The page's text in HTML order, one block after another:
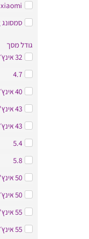
xiaomi
סמסונג Samsung
גודל מסך
32 אינץ׳
4.7
40 אינץ׳
43 אינץ'
43 אינץ׳
5.4
5.8
50 אינץ'
50 אינץ׳
55 אינץ'
55 אינץ׳